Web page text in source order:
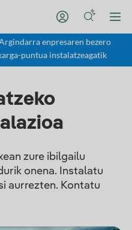
enpresaren bezero
puntua instalatzeagatik
zure ibilgailu
onena. Instalatu
aurrezten. Kontatu